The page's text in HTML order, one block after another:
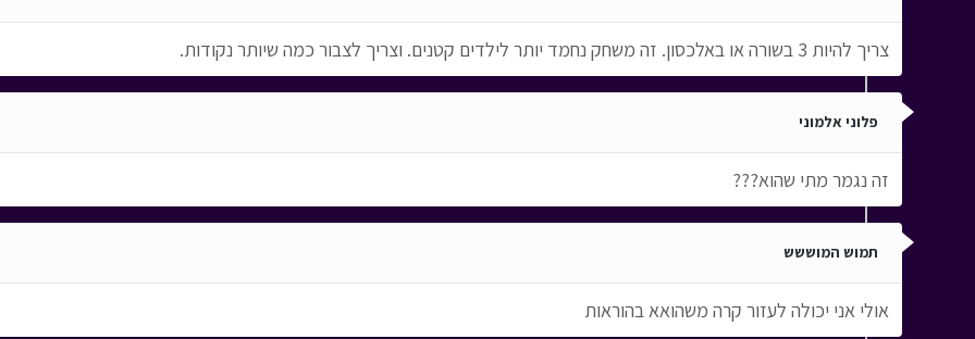
צריך להיות 3 בשורה או באלכסון. זה משחק נחמד יותר לילדים קטנים. וצריך לצבור כמה שיותר נקודות.
פלוני אלמוני
זה נגמר מתי שהוא???
תמוש המוששש
אולי אני יכולה לעזור קרה משהואא בהוראות